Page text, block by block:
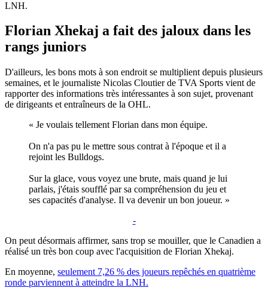
LNH.
Florian Xhekaj a fait des jaloux dans les
rangs juniors
D'ailleurs, les bons mots à son endroit se multiplient depuis plusieurs
semaines, et le journaliste Nicolas Cloutier de TVA Sports vient de
rapporter des informations très intéressantes à son sujet, provenant
de dirigeants et entraîneurs de la OHL.
« Je voulais tellement Florian dans mon équipe.
On n'a pas pu le mettre sous contrat à l'époque et il a
rejoint les Bulldogs.
Sur la glace, vous voyez une brute, mais quand je lui
parlais, j'étais soufflé par sa compréhension du jeu et
ses capacités d'analyse. Il va devenir un bon joueur. »
-
On peut désormais affirmer, sans trop se mouiller, que le Canadien a
réalisé un très bon coup avec l'acquisition de Florian Xhekaj.
En moyenne, seulement 7,26 % des joueurs repêchés en quatrième
ronde parviennent à atteindre la LNH.